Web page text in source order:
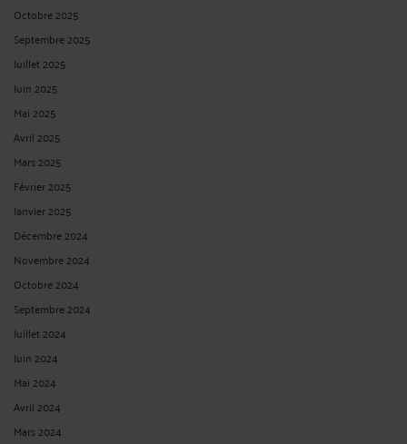
Octobre 2025
Septembre 2025
Juillet 2025
Juin 2025
Mai 2025
Avril 2025
Mars 2025
Février 2025
Janvier 2025
Décembre 2024
Novembre 2024
Octobre 2024
Septembre 2024
Juillet 2024
Juin 2024
Mai 2024
Avril 2024
Mars 2024